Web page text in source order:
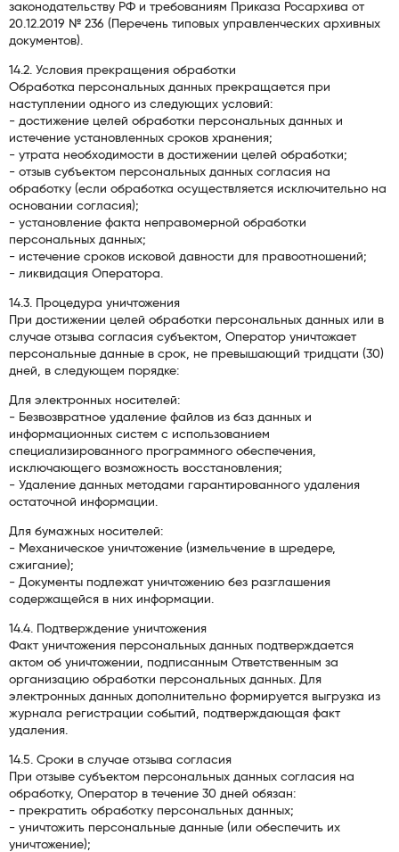
законодательству РФ и требованиям Приказа Росархива от
20.12.2019 № 236 (Перечень типовых управленческих архивных
документов).
14.2. Условия прекращения обработки
Обработка персональных данных прекращается при
наступлении одного из следующих условий:
- достижение целей обработки персональных данных и
истечение установленных сроков хранения;
- утрата необходимости в достижении целей обработки;
- отзыв субъектом персональных данных согласия на
обработку (если обработка осуществляется исключительно на
основании согласия);
- установление факта неправомерной обработки
персональных данных;
- истечение сроков исковой давности для правоотношений;
- ликвидация Оператора.
14.3. Процедура уничтожения
При достижении целей обработки персональных данных или в
случае отзыва согласия субъектом, Оператор уничтожает
персональные данные в срок, не превышающий тридцати (30)
дней, в следующем порядке:
Для электронных носителей:
- Безвозвратное удаление файлов из баз данных и
информационных систем с использованием
специализированного программного обеспечения,
исключающего возможность восстановления;
- Удаление данных методами гарантированного удаления
остаточной информации.
Для бумажных носителей:
- Механическое уничтожение (измельчение в шредере,
сжигание);
- Документы подлежат уничтожению без разглашения
содержащейся в них информации.
14.4. Подтверждение уничтожения
Факт уничтожения персональных данных подтверждается
актом об уничтожении, подписанным Ответственным за
организацию обработки персональных данных. Для
электронных данных дополнительно формируется выгрузка из
журнала регистрации событий, подтверждающая факт
удаления.
14.5. Сроки в случае отзыва согласия
При отзыве субъектом персональных данных согласия на
обработку, Оператор в течение 30 дней обязан:
- прекратить обработку персональных данных;
- уничтожить персональные данные (или обеспечить их
уничтожение);